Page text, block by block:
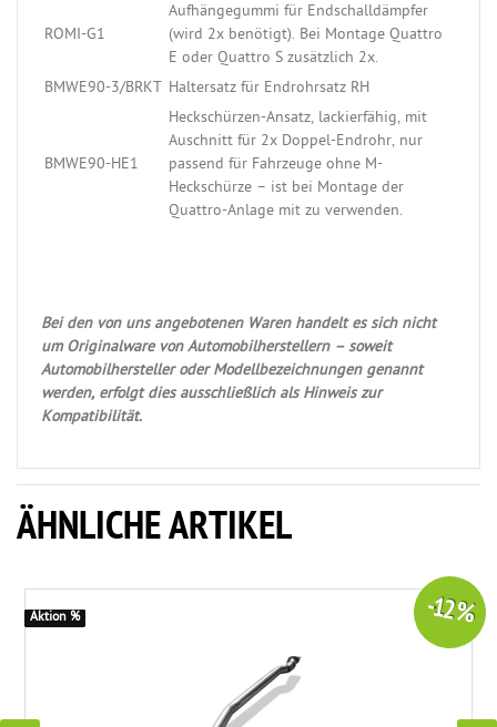
ROMI-G1
Aufhängegummi für Endschalldämpfer
(wird 2x benötigt). Bei Montage Quattro
E oder Quattro S zusätzlich 2x.
BMWE90-3/BRKT Haltersatz für Endrohrsatz RH
BMWE90-HE1
Heckschürzen-Ansatz, lackierfähig, mit
Auschnitt für 2x Doppel-Endrohr, nur
passend für Fahrzeuge ohne M-
Heckschürze – ist bei Montage der
Quattro-Anlage mit zu verwenden.
Bei den von uns angebotenen Waren handelt es sich nicht
um Originalware von Automobilherstellern – soweit
Automobilhersteller oder Modellbezeichnungen genannt
werden, erfolgt dies ausschließlich als Hinweis zur
Kompatibilität.
ÄHNLICHE ARTIKEL
-12 %
Aktion %